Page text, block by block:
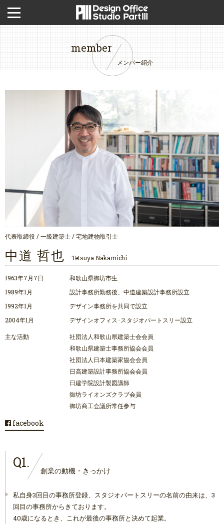
メンバー紹介
member
代表取締役 / 一級建築士 / 宅地建物取引士
中道 哲也 Tetsuya Nakamichi
1963年7月7日
和歌山県御坊市生
1989年1月
設計事務所勤務後、中道建築設計事務所設立
1992年1月
デザイン事務所を共同で設立
2004年1月
デザインオフィス･スタジオパートスリー設立
主な活動
社団法人和歌山県建築士会会員
和歌山県建築士事務所協会会員
社団法人日本建築家協会会員
日高建築設計事務所協会会員
日建学院設計製図講師
御坊ライオンズクラブ会員
御坊商工会議所常任参与
facebook
Q1.
創業の動機・きっかけ
私自身3回目の事務所登録、スタジオパートスリーの名前の由来は、3
回目の事務所からきております。
40歳になるとき、これが最後の事務所と決めて起業。